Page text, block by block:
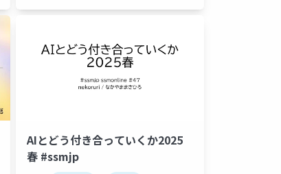
AIとどう付き合っていくか2025
春 #ssmjp